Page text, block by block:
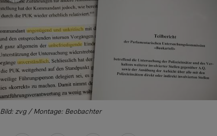
Bild: zvg / Montage: Beobachter